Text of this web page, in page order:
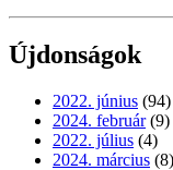
Újdonságok
2022. június (94)
2024. február (9)
2022. július (4)
2024. március (8)